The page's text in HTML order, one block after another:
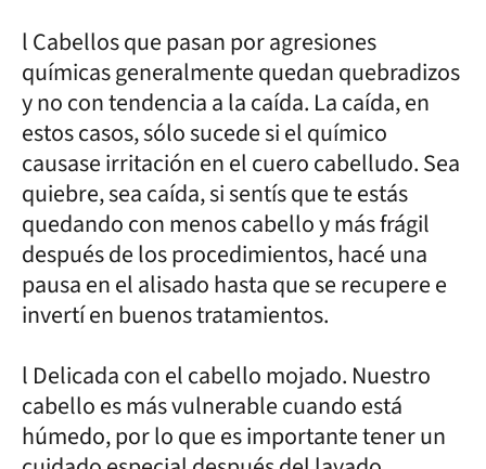
l Cabellos que pasan por agresiones
químicas generalmente quedan quebradizos
y no con tendencia a la caída. La caída, en
estos casos, sólo sucede si el químico
causase irritación en el cuero cabelludo. Sea
quiebre, sea caída, si sentís que te estás
quedando con menos cabello y más frágil
después de los procedimientos, hacé una
pausa en el alisado hasta que se recupere e
invertí en buenos tratamientos.
l Delicada con el cabello mojado. Nuestro
cabello es más vulnerable cuando está
húmedo, por lo que es importante tener un